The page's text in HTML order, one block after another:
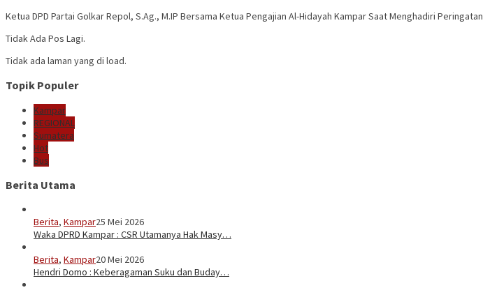
Ketua DPD Partai Golkar Repol, S.Ag., M.IP Bersama Ketua Pengajian Al-Hidayah Kampar Saat Menghadiri Peringatan
Tidak Ada Pos Lagi.
Tidak ada laman yang di load.
Topik Populer
Kampar
REGIONAL
Sumatera
Hot
Bus
Berita Utama
Berita, Kampar25 Mei 2026
Waka DPRD Kampar : CSR Utamanya Hak Masy…
Berita, Kampar20 Mei 2026
Hendri Domo : Keberagaman Suku dan Buday…